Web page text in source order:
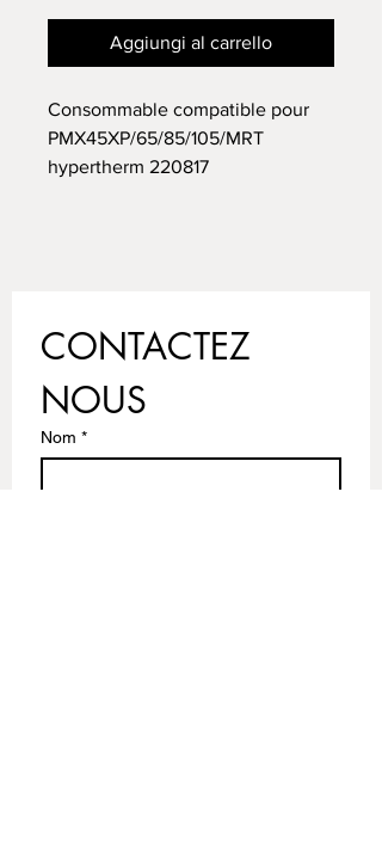
Aggiungi al carrello
Consommable compatible pour
PMX45XP/65/85/105/MRT
hypertherm 220817
CONTACTEZ
NOUS
Nom *